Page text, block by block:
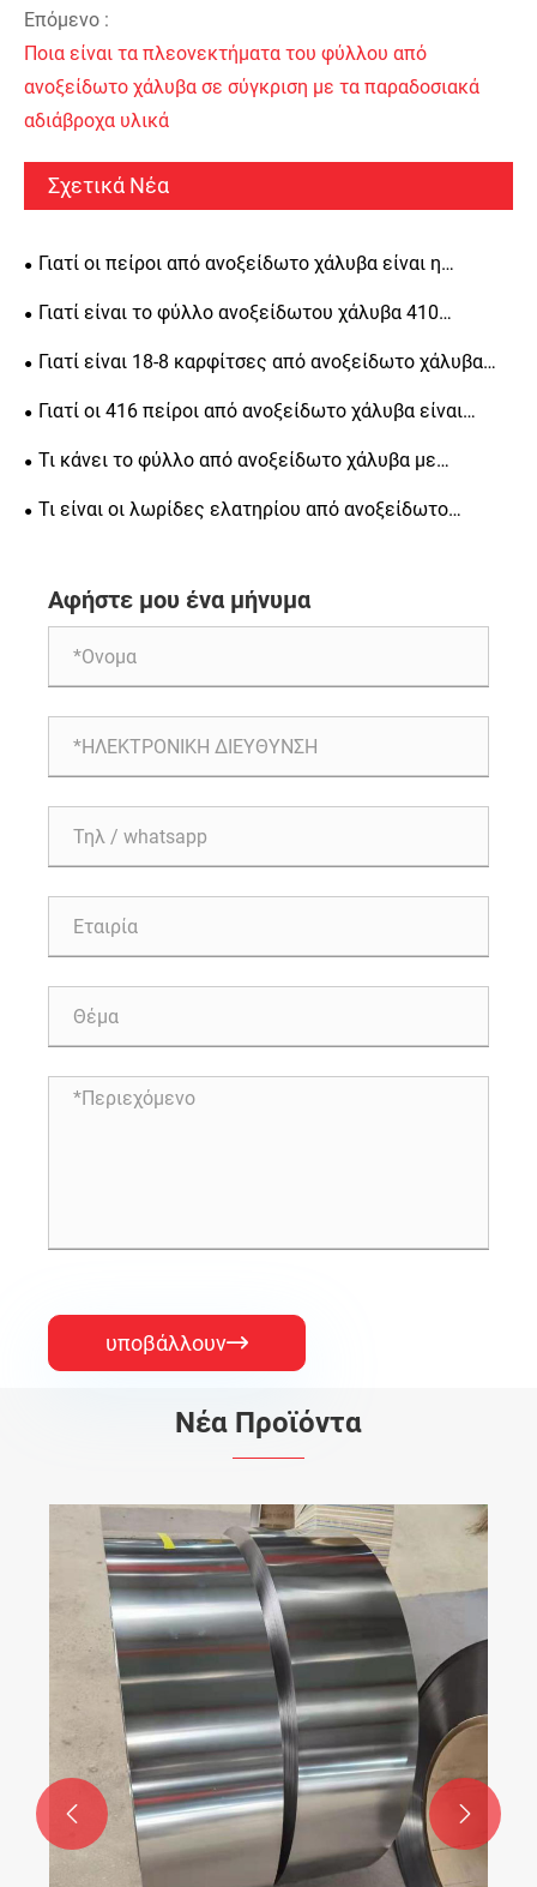
Επόμενο :
Ποια είναι τα πλεονεκτήματα του φύλλου από
ανοξείδωτο χάλυβα σε σύγκριση με τα παραδοσιακά
αδιάβροχα υλικά
Σχετικά Νέα
Γιατί οι πείροι από ανοξείδωτο χάλυβα είναι η
καλύτερη επιλογή για ευθυγράμμιση ακριβείας, δομική
Γιατί είναι το φύλλο ανοξείδωτου χάλυβα 410
κορυφαία επιλογή για βιομηχανικές εφαρμογές
Γιατί είναι 18-8 καρφίτσες από ανοξείδωτο χάλυβα
απαραίτητες για μηχανική ακριβείας
Γιατί οι 416 πείροι από ανοξείδωτο χάλυβα είναι
απαραίτητοι για μηχανική ακριβείας
Τι κάνει το φύλλο από ανοξείδωτο χάλυβα με
φωτεινό φινίρισμα μια δημοφιλή επιλογή για την
Τι είναι οι λωρίδες ελατηρίου από ανοξείδωτο
Αφήστε μου ένα μήνυμα
υποβάλλουν
Νέα Προϊόντα
 